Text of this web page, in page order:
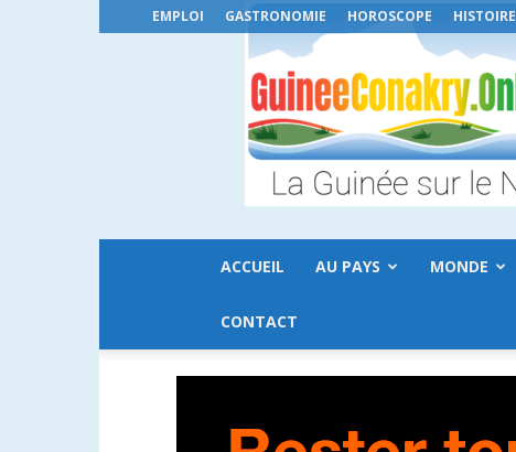
EMPLOI GASTRONOMIE HOROSCOPE HISTOIRE
ACCUEIL AU PAYS MONDE
CONTACT